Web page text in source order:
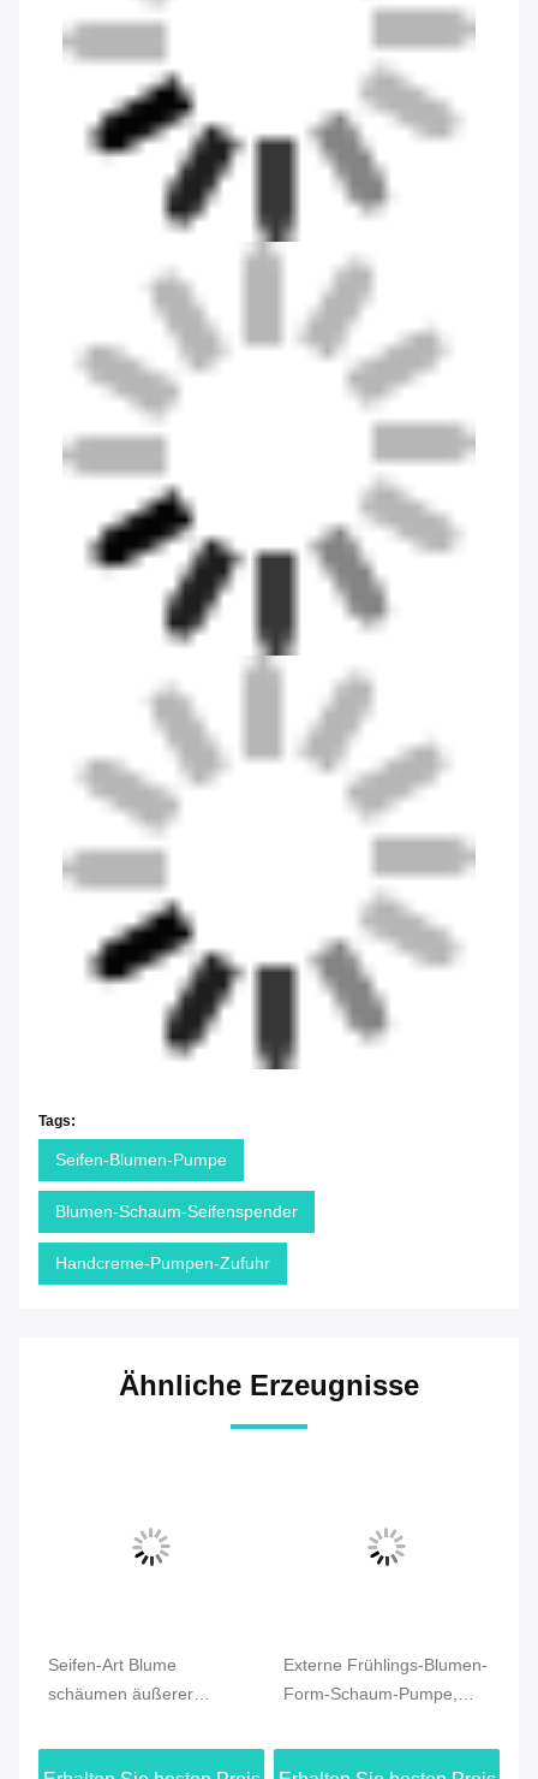
Tags:
Seifen-Blumen-Pumpe
Blumen-Schaum-Seifenspender
Handcreme-Pumpen-Zufuhr
Ähnliche Erzeugnisse
Seifen-Art Blume
schäumen äußerer
wiederverwendbares
Externe Frühlings-Blumen-
Form-Schaum-Pumpe,
Zufuhr 40mm